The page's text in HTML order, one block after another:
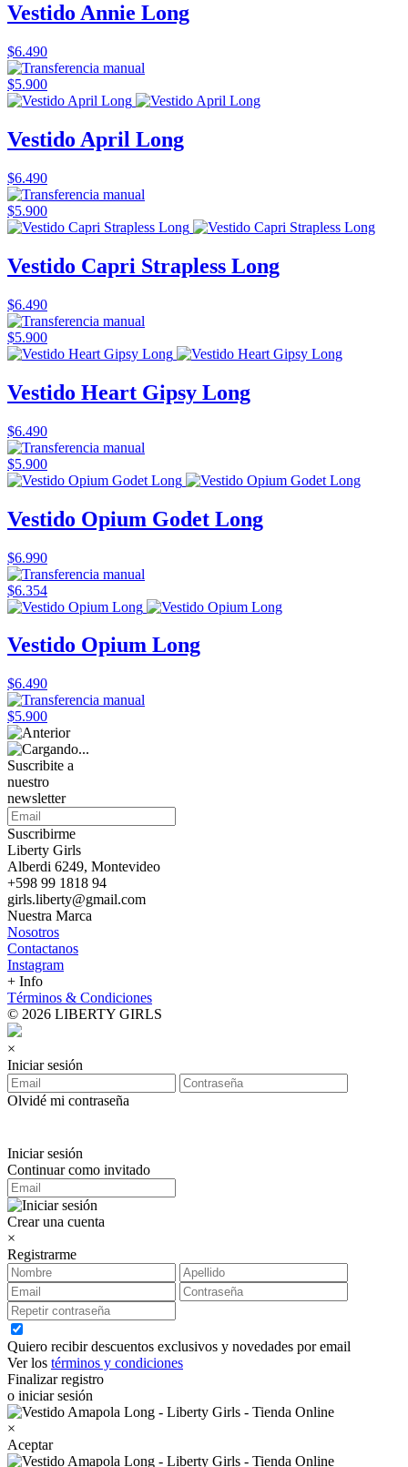
Vestido Annie Long
$6.490
$5.900
Vestido April Long
$6.490
$5.900
Vestido Capri Strapless Long
$6.490
$5.900
Vestido Heart Gipsy Long
$6.490
$5.900
Vestido Opium Godet Long
$6.990
$6.354
Vestido Opium Long
$6.490
$5.900
Suscribite a
nuestro
newsletter
Suscribirme
Liberty Girls
Alberdi 6249, Montevideo
+598 99 1818 94
girls.liberty@gmail.com
Nuestra Marca
Nosotros
Contactanos
Instagram
+ Info
Términos & Condiciones
© 2026 LIBERTY GIRLS
×
Iniciar sesión
Olvidé mi contraseña
Iniciar sesión
Continuar como invitado
Crear una cuenta
×
Registrarme
Quiero recibir descuentos exclusivos y novedades por email
Ver los términos y condiciones
Finalizar registro
o iniciar sesión
×
Aceptar